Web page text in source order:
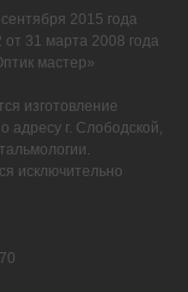
2015 года
31 марта 2008 года
мастер»
изготовление
адресу г. Слободской,
исключительно